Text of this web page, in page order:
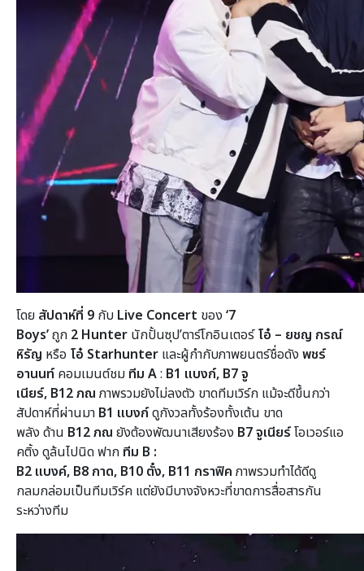
โดย สัปดาห์ที่ 9 กับ Live Concert ของ ‘7
Boys’ถูก 2 Hunter นักปั้นซุป’ตาร์โกอินเตอร์โอ๋ – ยชญ กรณ์
หิรัญ หรือ โอ๋ Starhunter และผู้กำกับภาพยนตร์ชื่อดัง พชร์
อานนท์ คอมเมนต์ชม ทีม A: B1 แบงก์, B7จู
เนียร์, B12ภณ ภาพรวมยังไม่ลงตัว ขาดทีมเวิร์ก แม้จะดีขึ้นกว่า
สัปดาห์ที่ผ่านมา B1 แบงก์ดูกังวลทั้งร้องทั้งเต้น ขาด
พลัง ด้าน B12ภณ ยังต้องพัฒนาเสียงร้อง B7จูเนียร์โอเวอร์แอ
คติ้ง ดูล้นไปนิด ฟาก ทีม B :
B2 แบงค์, B8 กาด, B10 ตั๋ง, B11 กราฟิค ภาพรวมทำได้ดีดู
กลมกล่อมเป็นทีมเวิร์ค แต่ยังมีบางจังหวะที่ขาดการสื่อสารกัน
ระหว่างทีม